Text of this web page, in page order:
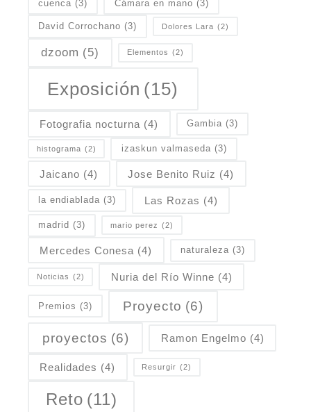
cuenca (3) Cámara en mano (3)
David Corrochano (3) Dolores Lara (2)
dzoom (5) Elementos (2)
Exposición (15)
Fotografia nocturna (4) Gambia (3)
histograma (2) izaskun valmaseda (3)
Jaicano (4) Jose Benito Ruiz (4)
la endiablada (3) Las Rozas (4)
madrid (3) mario perez (2)
Mercedes Conesa (4) naturaleza (3)
Noticias (2) Nuria del Río Winne (4)
Premios (3) Proyecto (6)
proyectos (6) Ramon Engelmo (4)
Realidades (4) Resurgir (2)
Reto (11)